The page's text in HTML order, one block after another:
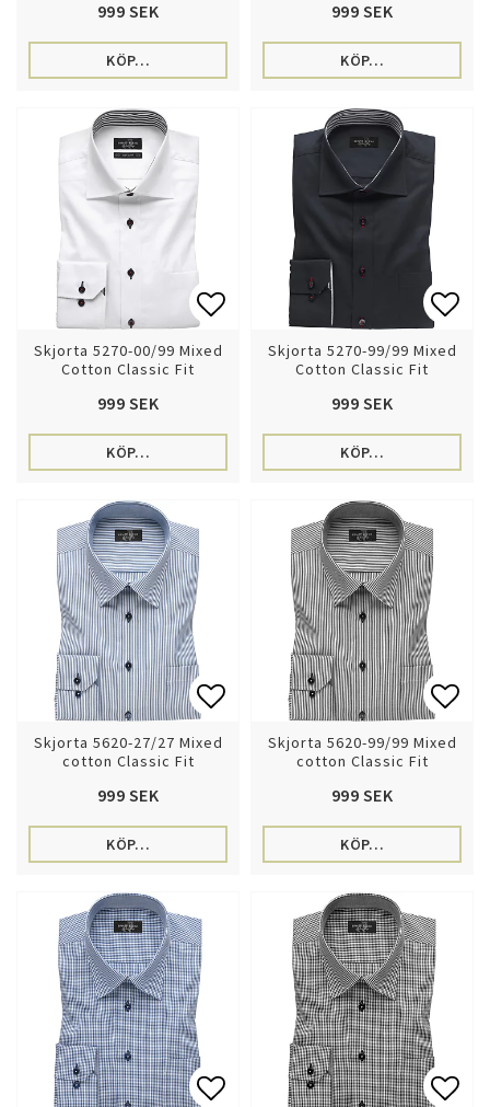
999 SEK
KÖP…
999 SEK
KÖP…
Lägg till i favoritlistan
Skjorta 5270-00/99 Mixed
Cotton Classic Fit
999 SEK
KÖP…
Skjorta 5270-99/99 Mixed
Cotton Classic Fit
999 SEK
KÖP…
Lägg till i favoritlistan
Skjorta 5620-27/27 Mixed
cotton Classic Fit
999 SEK
KÖP…
Skjorta 5620-99/99 Mixed
cotton Classic Fit
999 SEK
KÖP…